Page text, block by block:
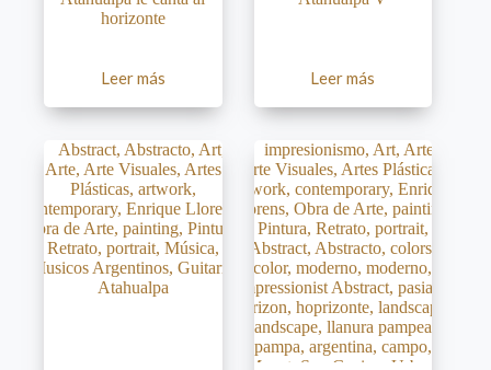
horizonte
Leer más Leer más